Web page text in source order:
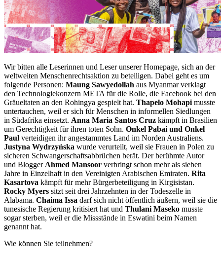
Wir bitten alle Leserinnen und Leser unserer Homepage, sich an der
weltweiten Menschenrechtsaktion zu beteiligen. Dabei geht es um
folgende Personen: Maung Sawyedollah aus Myanmar verklagt
den Technologiekonzern META für die Rolle, die Facebook bei den
Gräueltaten an den Rohingya gespielt hat. Thapelo Mohapi musste
untertauchen, weil er sich für Menschen in informellen Siedlungen
in Südafrika einsetzt. Anna Maria Santos Cruz kämpft in Brasilien
um Gerechtigkeit für ihren toten Sohn. Onkel Pabai und Onkel
Paul verteidigen ihr angestammtes Land im Norden Australiens.
Justyna Wydrzyńska wurde verurteilt, weil sie Frauen in Polen zu
sicheren Schwangerschaftsabbrüchen berät. Der berühmte Autor
und Blogger Ahmed Mansoor verbringt schon mehr als sieben
Jahre in Einzelhaft in den Vereinigten Arabischen Emiraten. Rita
Kasartova kämpft für mehr Bürgerbeteiligung in Kirgisistan.
Rocky Myers sitzt seit drei Jahrzehnten in der Todeszelle in
Alabama. Chaima Issa darf sich nicht öffentlich äußern, weil sie die
tunesische Regierung kritisiert hat und Thulani Maseko musste
sogar sterben, weil er die Missstände in Eswatini beim Namen
genannt hat.
Wie können Sie teilnehmen?